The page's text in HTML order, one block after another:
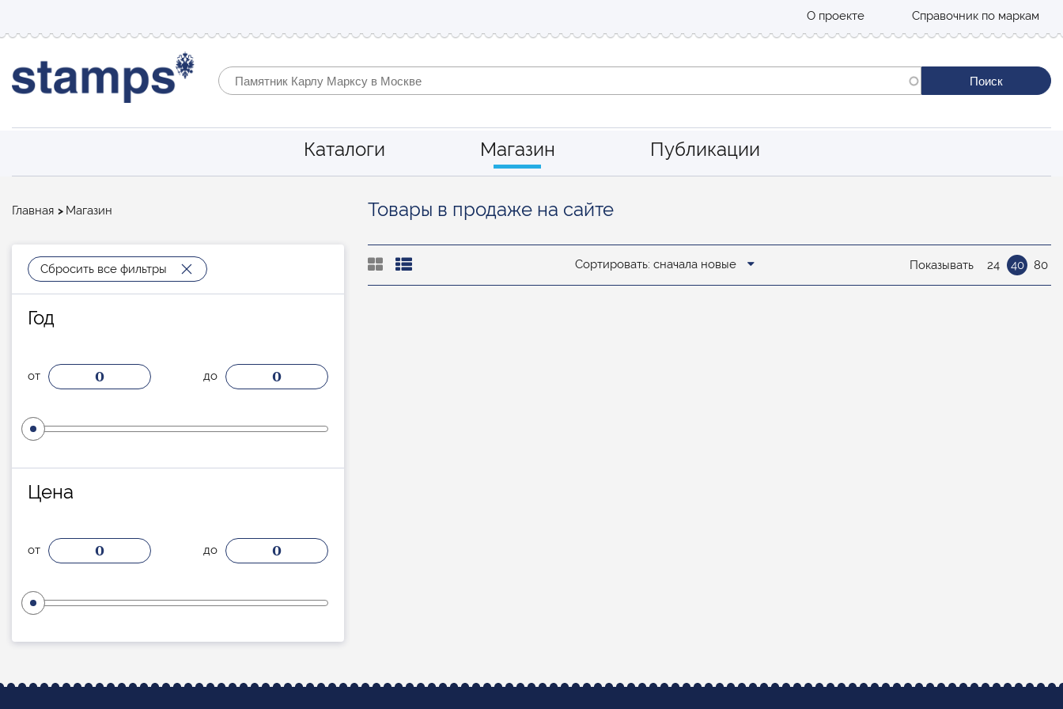
О проекте Справочник по маркам
Каталоги Магазин Публикации
Строка
Главная Магазин Товары в продаже на сайте
Сбросить все фильтры
Год
от 0 до 0
Цена
от 0 до 0
Сортировать: сначала новые Показывать 24 40 80